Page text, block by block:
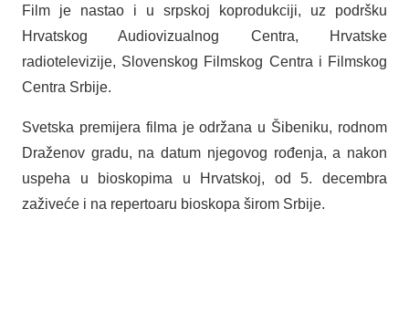
Film je nastao i u srpskoj koprodukciji, uz podršku
Hrvatskog Audiovizualnog Centra, Hrvatske
radiotelevizije, Slovenskog Filmskog Centra i Filmskog
Centra Srbije.
Svetska premijera filma je održana u Šibeniku, rodnom
Draženov gradu, na datum njegovog rođenja, a nakon
uspeha u bioskopima u Hrvatskoj, od 5. decembra
zaživeće i na repertoaru bioskopa širom Srbije.